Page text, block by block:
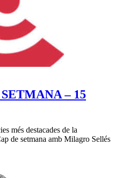
– 15
més destacades de la
de setmana amb Milagro Sellés